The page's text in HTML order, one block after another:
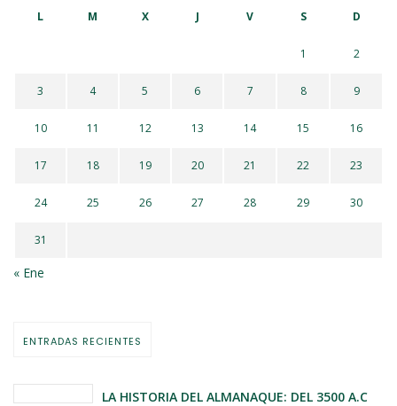
L M X J V S D
1 2
3 4 5 6 7 8 9
10 11 12 13 14 15 16
17 18 19 20 21 22 23
24 25 26 27 28 29 30
31
« Ene
ENTRADAS RECIENTES
LA HISTORIA DEL ALMANAQUE: DEL 3500 A.C